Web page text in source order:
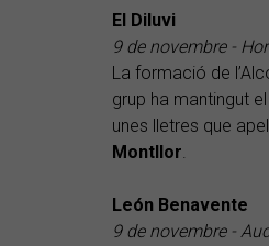
El Diluvi
9 de novembre -
La formació de
grup ha mantingut
unes lletres que
Montllor.
León Benavente
9 de novembre -